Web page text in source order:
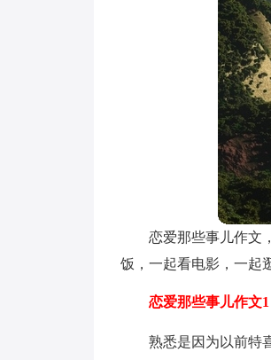
恋爱那些事儿作文
饭，一起看电影，一起
恋爱那些事儿作文1
熟悉是因为以前特